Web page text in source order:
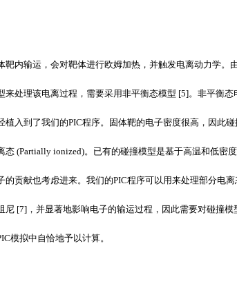
靶内输运，会对靶体进行欧姆加热，并触发电离动力学。
来处理该电离过程，需要采用非平衡态模型 [5]。非平衡
植入到了我们的PIC程序。固体靶的电子密度很高，因此
态 (Partially ionized)。已有的碰撞模型是基于高温和低密
的贡献也考虑进来。我们的PIC程序可以用来处理部分电
尼 [7] ，并显著地影响电子的输运过程，因此需要对碰撞
模拟中自恰地予以计算。